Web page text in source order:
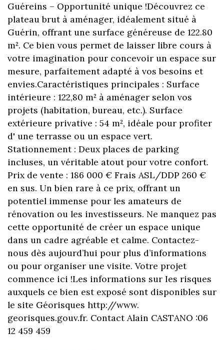
Guéreins – Opportunité unique !Découvrez ce
plateau brut à aménager, idéalement situé à
Guérin, offrant une surface généreuse de 122.80
m². Ce bien vous permet de laisser libre cours à
votre imagination pour concevoir un espace sur
mesure, parfaitement adapté à vos besoins et
envies.Caractéristiques principales : Surface
intérieure : 122,80 m² à aménager selon vos
projets (habitation, bureau, etc.). Surface
extérieure privative : 54 m², idéale pour profiter
d' une terrasse ou un espace vert.
Stationnement : Deux places de parking
incluses, un véritable atout pour votre confort.
Prix de vente : 186 000 € Frais ASL/DDP 260 €
en sus. Un bien rare à ce prix, offrant un
potentiel immense pour les amateurs de
rénovation ou les investisseurs. Ne manquez pas
cette opportunité de créer un espace unique
dans un cadre agréable et calme. Contactez-
nous dès aujourd’hui pour plus d’informations
ou pour organiser une visite. Votre projet
commence ici !Les informations sur Ies risques
auxquels ce bien est exposé sont disponibles sur
le site Géorisques http://www.
georisques.gouv.fr. Contact Alain CASTANO :06
12 459 459